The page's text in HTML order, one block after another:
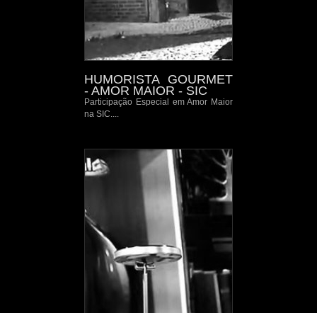
HUMORISTA GOURMET
- AMOR MAIOR - SIC
Participação Especial em Amor Maior
na SIC....